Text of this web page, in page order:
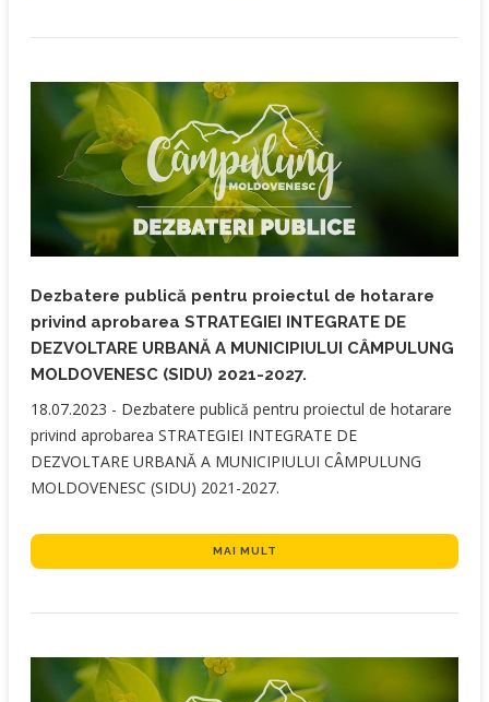
Dezbatere publică pentru proiectul de hotarare
privind aprobarea STRATEGIEI INTEGRATE DE
DEZVOLTARE URBANĂ A MUNICIPIULUI CÂMPULUNG
MOLDOVENESC (SIDU) 2021-2027.
​18.07.2023 - Dezbatere publică pentru proiectul de hotarare
privind aprobarea STRATEGIEI INTEGRATE DE
DEZVOLTARE URBANĂ A MUNICIPIULUI CÂMPULUNG
MOLDOVENESC (SIDU) 2021-2027.
MAI MULT